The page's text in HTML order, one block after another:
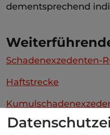
dementsprechend
Schadenexzedenten-
Haftstrecke
Priorität